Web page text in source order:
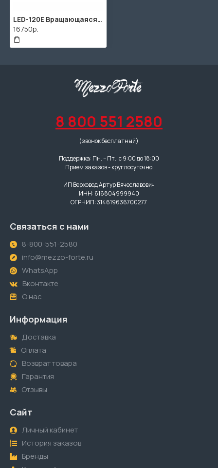
LED-120E Вращающаяся голова Wash, RGBW, LFocus
16750р.
8 800 551 2580
(звонок бесплатный)
Поддержка: Пн. – Пт.: с 9:00 до 18:00
Прием заказов - круглосуточно
ИП Верховод Артур Вячеславович
ИНН: 616804999940
ОГРНИП: 314619636700277
Связаться с нами
8-800-551-2580
info@mezzo-forte.ru
WhatsApp
Вконтакте
О нас
Информация
Доставка
Оплата
Возврат товара
Гарантия
Отзывы
Сайт
Личный кабинет
История заказов
Бренды